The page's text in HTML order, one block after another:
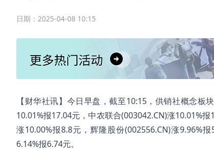
日期： 2025-04-08 10:15
【财华社讯】今日早盘，截至10:15，供销社概念板
10.01%报17.04元，中农联合(003042.CN)涨10.01%
涨10.00%报8.8元，辉隆股份(002556.CN)涨9.96%
6.14%报6.74元。